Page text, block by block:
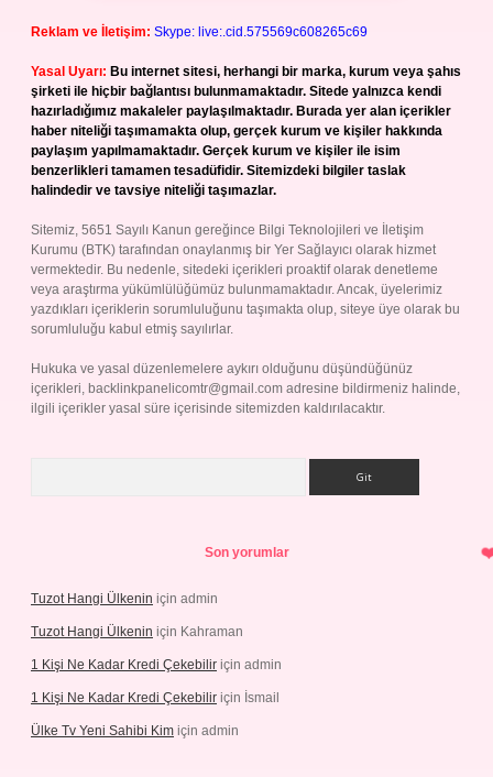
Reklam ve İletişim: Skype: live:.cid.575569c608265c69
Yasal Uyarı: Bu internet sitesi, herhangi bir marka, kurum veya şahıs
şirketi ile hiçbir bağlantısı bulunmamaktadır. Sitede yalnızca kendi
hazırladığımız makaleler paylaşılmaktadır. Burada yer alan içerikler
haber niteliği taşımamakta olup, gerçek kurum ve kişiler hakkında
paylaşım yapılmamaktadır. Gerçek kurum ve kişiler ile isim
benzerlikleri tamamen tesadüfidir. Sitemizdeki bilgiler taslak
halindedir ve tavsiye niteliği taşımazlar.
Sitemiz, 5651 Sayılı Kanun gereğince Bilgi Teknolojileri ve İletişim
Kurumu (BTK) tarafından onaylanmış bir Yer Sağlayıcı olarak hizmet
vermektedir. Bu nedenle, sitedeki içerikleri proaktif olarak denetleme
veya araştırma yükümlülüğümüz bulunmamaktadır. Ancak, üyelerimiz
yazdıkları içeriklerin sorumluluğunu taşımakta olup, siteye üye olarak bu
sorumluluğu kabul etmiş sayılırlar.
Hukuka ve yasal düzenlemelere aykırı olduğunu düşündüğünüz
içerikleri, backlinkpanelicomtr@gmail.com adresine bildirmeniz halinde,
ilgili içerikler yasal süre içerisinde sitemizden kaldırılacaktır.
Son yorumlar
Tuzot Hangi Ülkenin için admin
Tuzot Hangi Ülkenin için Kahraman
1 Kişi Ne Kadar Kredi Çekebilir için admin
1 Kişi Ne Kadar Kredi Çekebilir için İsmail
Ülke Tv Yeni Sahibi Kim için admin